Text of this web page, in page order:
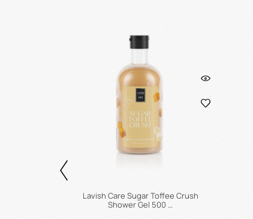
Lavish Care Sugar Toffee Crush
Shower Gel 500 …